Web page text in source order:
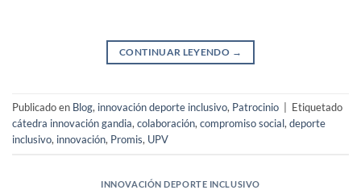
CONTINUAR LEYENDO →
Publicado en Blog, innovación deporte inclusivo, Patrocinio
Etiquetado
cátedra innovación gandia, colaboración, compromiso social, deporte
inclusivo, innovación, Promis, UPV
INNOVACIÓN DEPORTE INCLUSIVO